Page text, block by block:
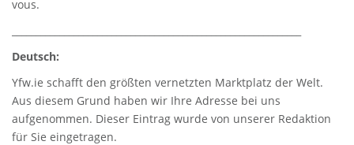
vous.
Deutsch:
Yfw.ie schafft den größten vernetzten Marktplatz der Welt.
Aus diesem Grund haben wir Ihre Adresse bei uns
aufgenommen. Dieser Eintrag wurde von unserer Redaktion
für Sie eingetragen.